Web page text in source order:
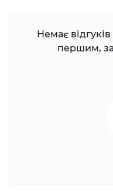
Немає
першим,